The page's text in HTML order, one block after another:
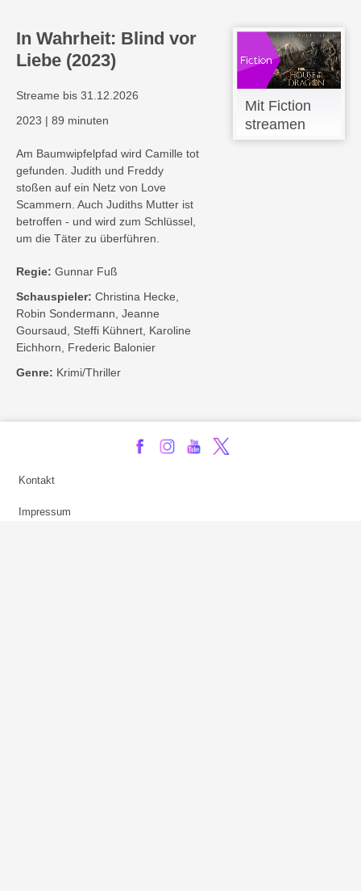
In Wahrheit: Blind vor
Liebe (2023)
Streame bis 31.12.2026
2023 | 89 minuten
Am Baumwipfelpfad wird Camille tot
gefunden. Judith und Freddy
stoßen auf ein Netz von Love
Scammern. Auch Judiths Mutter ist
betroffen - und wird zum Schlüssel,
um die Täter zu überführen.
Regie: Gunnar Fuß
Schauspieler: Christina Hecke,
Robin Sondermann, Jeanne
Goursaud, Steffi Kühnert, Karoline
Eichhorn, Frederic Balonier
Genre: Krimi/Thriller
Mit Fiction
streamen
Kontakt
Impressum